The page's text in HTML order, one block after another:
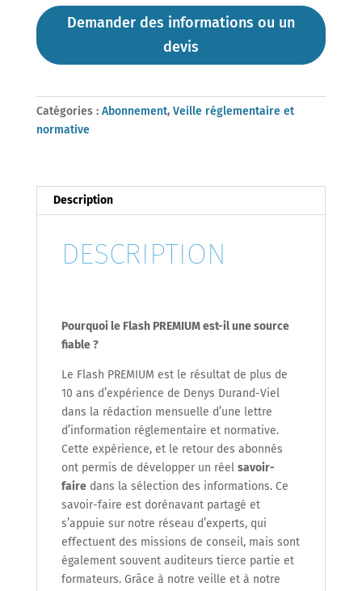
"Premium"
MENSUEL
aux
articles
"Flash
Demander des informations ou un
devis
Catégories : Abonnement, Veille réglementaire et
normative
Description
DESCRIPTION
Pourquoi le Flash PREMIUM est-il une source
fiable ?
Le Flash PREMIUM est le résultat de plus de
10 ans d’expérience de Denys Durand-Viel
dans la rédaction mensuelle d’une lettre
d’information réglementaire et normative.
Cette expérience, et le retour des abonnés
ont permis de développer un réel savoir-
fairedans la sélection des informations. Ce
savoir-faire est dorénavant partagé et
s’appuie sur notre réseau d’experts, qui
effectuent des missions de conseil, mais sont
également souvent auditeurs tierce partie et
formateurs. Grâce à notre veille et à notre